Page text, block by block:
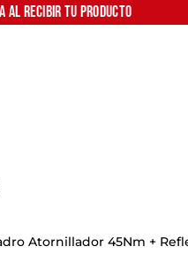
al recibir tu producto
Atornillador 45Nm +